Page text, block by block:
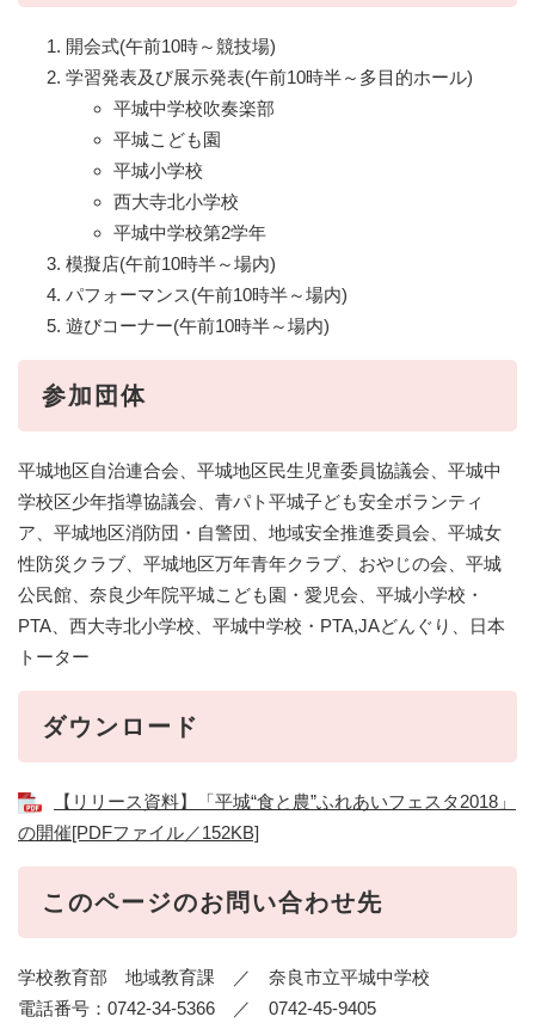
開会式(午前10時～競技場)
学習発表及び展示発表(午前10時半～多目的ホール)
平城中学校吹奏楽部
平城こども園
平城小学校
西大寺北小学校
平城中学校第2学年
模擬店(午前10時半～場内)
パフォーマンス(午前10時半～場内)
遊びコーナー(午前10時半～場内)
参加団体
平城地区自治連合会、平城地区民生児童委員協議会、平城中
学校区少年指導協議会、青パト平城子ども安全ボランティ
ア、平城地区消防団・自警団、地域安全推進委員会、平城女
性防災クラブ、平城地区万年青年クラブ、おやじの会、平城
公民館、奈良少年院平城こども園・愛児会、平城小学校・
PTA、西大寺北小学校、平城中学校・PTA,JAどんぐり、日本
トーター
ダウンロード
【リリース資料】「平城“食と農”ふれあいフェスタ2018」
の開催[PDFファイル／152KB]
このページのお問い合わせ先
学校教育部 地域教育課 ／ 奈良市立平城中学校
電話番号：0742-34-5366 ／ 0742-45-9405